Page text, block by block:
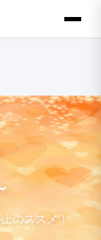
のススメ！